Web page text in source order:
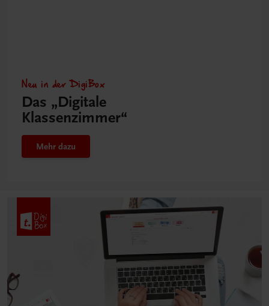
Neu in der DigiBox
Das „Digitale
Klassenzimmer“
Mehr dazu